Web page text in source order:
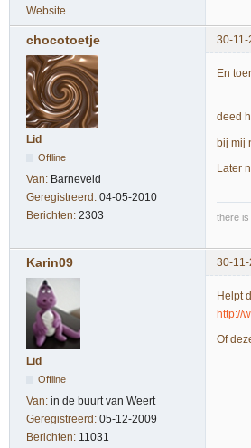
Website
chocotoetje 30-
Lid
Offline
Van: Barneveld
Geregistreerd: 04-05-2010
Berichten: 2303
En
deed
bij mij
Later
there
Karin09 30-
Lid
Offline
Van: in de buurt van Weert
Geregistreerd: 05-12-2009
Berichten: 11031
Helpt
http://
Of